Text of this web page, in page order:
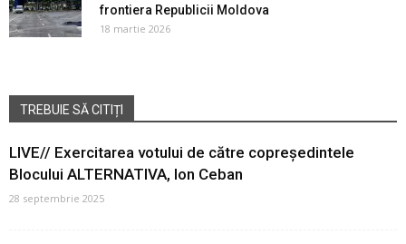
frontiera Republicii Moldova
18 martie 2026
TREBUIE SĂ CITIȚI
LIVE// Exercitarea votului de către copreședintele
Blocului ALTERNATIVA, Ion Ceban
28 septembrie 2025